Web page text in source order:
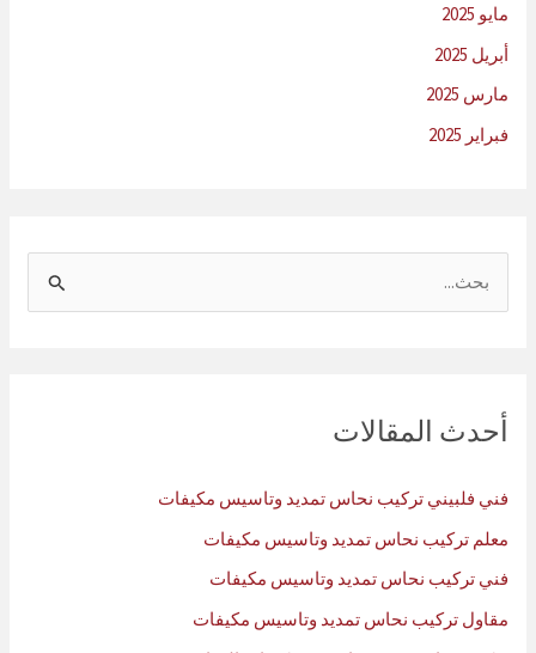
مايو 2025
أبريل 2025
مارس 2025
فبراير 2025
ث
عأحدث المقالات
فني فلبيني تركيب نحاس تمديد وتاسيس مكيفات
معلم تركيب نحاس تمديد وتاسيس مكيفات
فني تركيب نحاس تمديد وتاسيس مكيفات
مقاول تركيب نحاس تمديد وتاسيس مكيفات